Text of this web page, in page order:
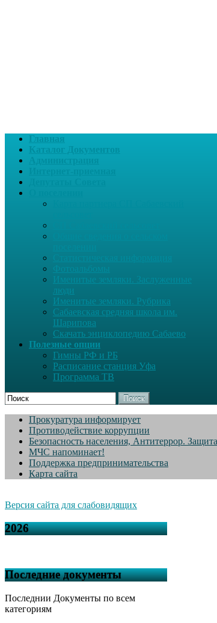
Главная
Каталог Документов
Фотоальбомы
Именитые земляки. Заслуженные
люди
Именитые земляки. Рубрика
Сабаевская средняя школа им.
Шарипова
Скачать энциклопедию Сабаево
Полезные опции
Гимны РФ и РБ
Расписание станция Уфа
Программа ТВ
Поиск
Прокуратура информирует
Противодействие коррупции
Безопасность населения, Антитеррор.
МЧС напоминает!
Поддержка предпринимательства
Карта сайта
Версия сайта для слабовидящих
2026
Последние документы
Последнии Документы по всем
категориям